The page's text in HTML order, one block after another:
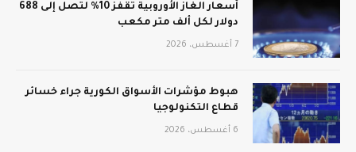
أسعار الغاز الأوروبية تقفز 10% لتصل إلى 688
دولار لكل ألف متر مكعب
7 أغسطس، 2026
هبوط مؤشرات الأسواق الكورية جراء خسائر
قطاع التكنولوجيا
6 أغسطس، 2026